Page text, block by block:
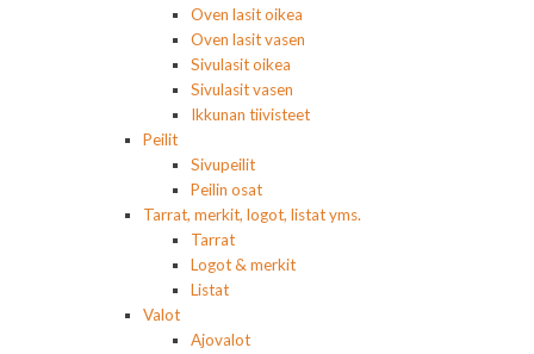
Oven lasit oikea
Oven lasit vasen
Sivulasit oikea
Sivulasit vasen
Ikkunan tiivisteet
Peilit
Sivupeilit
Peilin osat
Tarrat, merkit, logot, listat yms.
Tarrat
Logot & merkit
Listat
Valot
Ajovalot